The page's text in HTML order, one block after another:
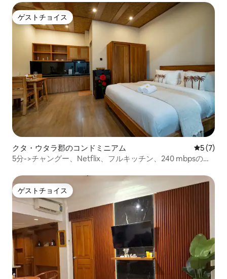
ゲストチョイス
ゲストチョイス
クタ・ウタラ郡のコンドミニアム レビュー
5 (7)
5分->チャングー、Netflix、フルキッチン、240 mbpsの
ゲストチョイス
ゲストチョイス